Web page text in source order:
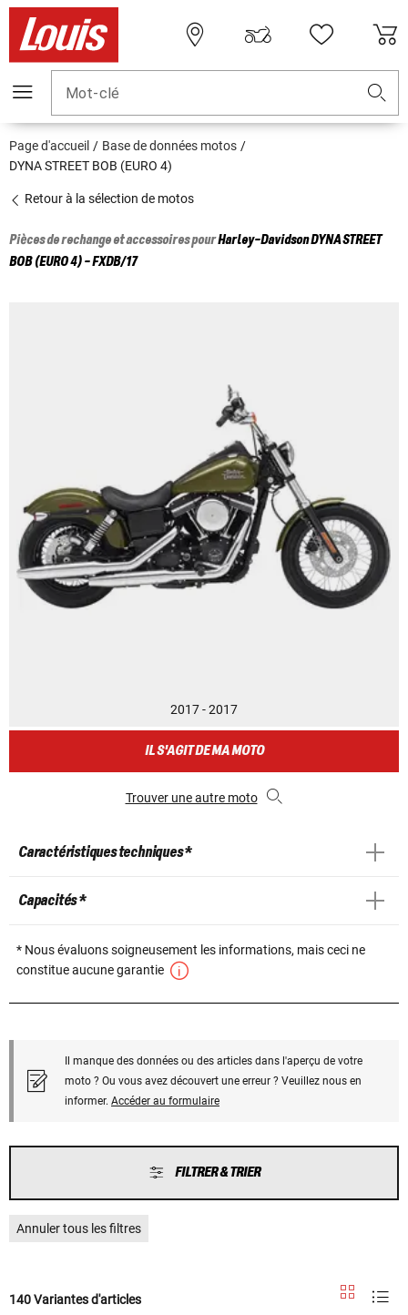
Mot-clé
Page d'accueil
Base de données motos
DYNA STREET BOB (EURO 4)
Retour à la sélection de motos
Pièces de rechange et accessoires pourHarley-DavidsonDYNA STREET
BOB (EURO 4) - FXDB/17
2017 - 2017
IL S'AGIT DE MA MOTO
Trouver une autre moto
Caractéristiques techniques *
Capacités *
* Nous évaluons soigneusement les informations, mais ceci ne
constitue aucune garantie
Il manque des données ou des articles dans l'aperçu de votre
moto ? Ou vous avez découvert une erreur ? Veuillez nous en
informer. Accéder au formulaire
FILTRER & TRIER
Annuler tous les filtres
140 Variantes d'articles